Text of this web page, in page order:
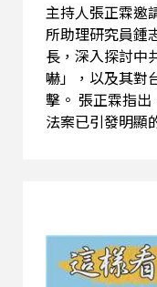
主持人張正霖邀
所助理研究員鍾
長，深入探討中
嚇」，以及其對
擊。 張正霖指出，中共近期實施的各項國安與統戰
法案已引發明顯
出《反分裂國家
進步促進法」
將法條管轄權